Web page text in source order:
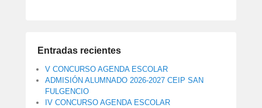
Entradas recientes
V CONCURSO AGENDA ESCOLAR
ADMISIÓN ALUMNADO 2026-2027 CEIP SAN
FULGENCIO
IV CONCURSO AGENDA ESCOLAR